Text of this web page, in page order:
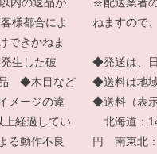
様都合によ
できかねま
生した破
◆木目など
メージの違
経過してい
る動作不良
ねますので
◆発送は、
◆送料は地
◆送料（表
北海道：
円 南東北